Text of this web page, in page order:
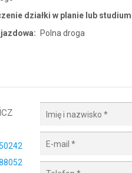
działki w planie lub
Polna droga